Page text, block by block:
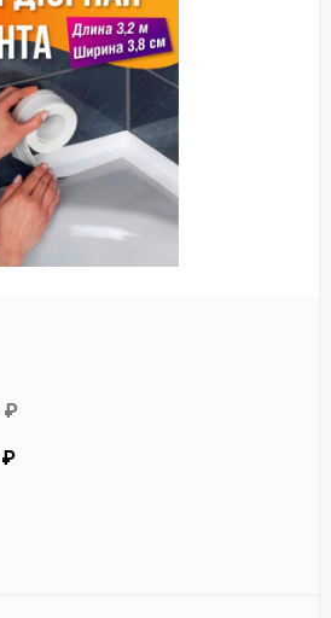
₽
₽